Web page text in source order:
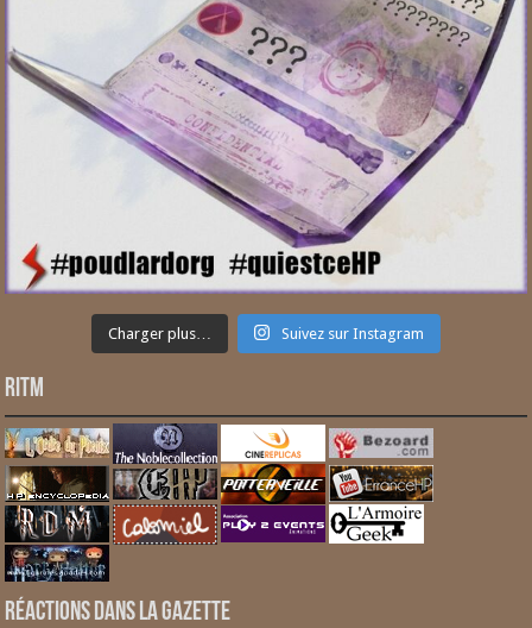
Charger plus… Suivez sur Instagram
RITM
Réactions dans la gazette